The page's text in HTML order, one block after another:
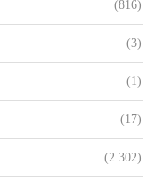
(816)
(3)
(1)
(17)
(2.302)